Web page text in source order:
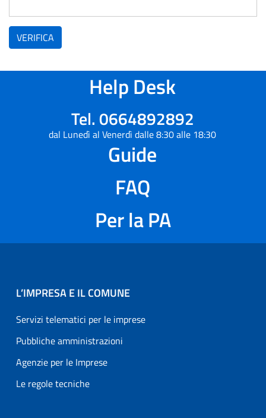
VERIFICA
Help Desk
Tel. 0664892892
dal Lunedì al Venerdì dalle 8:30 alle 18:30
Guide
FAQ
Per la PA
L’IMPRESA E IL COMUNE
Servizi telematici per le imprese
Pubbliche amministrazioni
Agenzie per le Imprese
Le regole tecniche